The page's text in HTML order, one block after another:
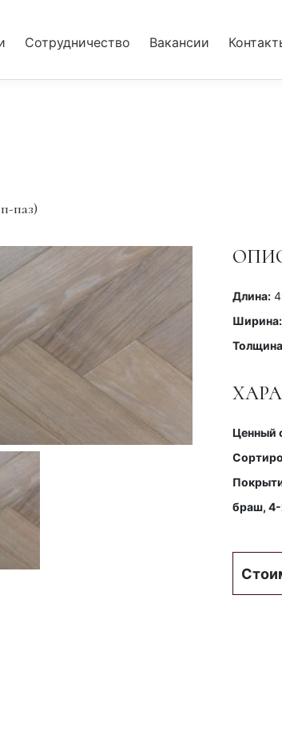
Вакансии Контакты
Сотрудничество Вакансии
паз)
Длина:
Ширина:
Ценный
браш, 4-